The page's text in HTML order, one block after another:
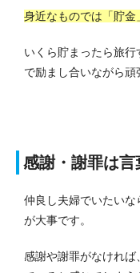
身近なものでは「貯金
いくら貯まったら旅
で励まし合いながら頑
感謝・謝罪は言
仲良し夫婦でいたいな
が大事です。
感謝や謝罪がなけれ